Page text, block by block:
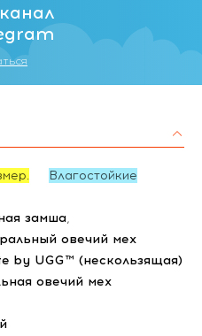
Влагостойкие
замша,
овечий мех
by UGG™ (нескользящая)
овечий мех